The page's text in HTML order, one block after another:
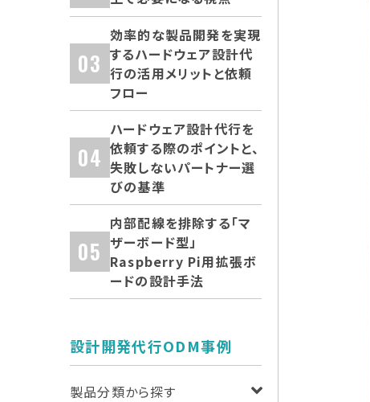
効率的な製品開発を実現
するハードウェア設計代
行の活用メリットと依頼
フロー
ハードウェア設計代行を
依頼する際のポイントと、
失敗しないパートナー選
びの基準
内部配線を排除する「マ
ザーボード型」
Raspberry Pi用拡張ボ
ードの設計手法
設計開発代行ODM事例
製品分類から探す